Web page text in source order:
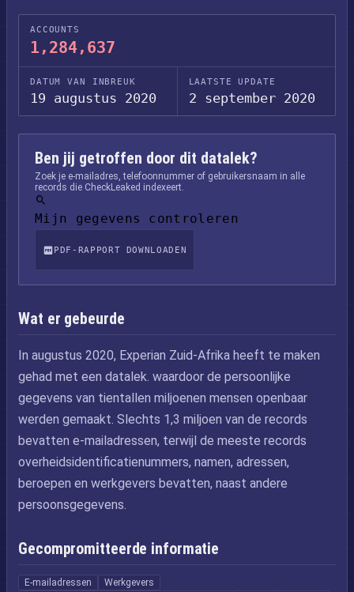
ACCOUNTS
1,284,637
DATUM VAN INBREUK
19 augustus 2020
LAATSTE UPDATE
2 september 2020
Ben jij getroffen door dit datalek?
Zoek je e-mailadres, telefoonnummer of gebruikersnaam in alle
records die CheckLeaked indexeert.
Mijn gegevens controleren
PDF-RAPPORT DOWNLOADEN
Wat er gebeurde
In augustus 2020, Experian Zuid-Afrika heeft te maken
gehad met een datalek. waardoor de persoonlijke
gegevens van tientallen miljoenen mensen openbaar
werden gemaakt. Slechts 1,3 miljoen van de records
bevatten e-mailadressen, terwijl de meeste records
overheidsidentificatienummers, namen, adressen,
beroepen en werkgevers bevatten, naast andere
persoonsgegevens.
Gecompromitteerde informatie
E-mailadressen
Werkgevers